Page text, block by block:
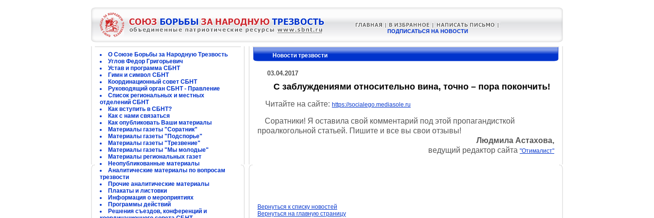
ПОДПИСАТЬСЯ НА НОВОСТИ
О Союзе Борьбы за Народную Трезвость
Углов Федор Григорьевич
Устав и программа СБНТ
Гимн и символ СБНТ
Координационный совет СБНТ
Руководящий орган СБНТ - Правление
Список региональных и местных
отделений СБНТ
Как вступить в СБНТ?
Как с нами связаться
Как опубликовать Ваши материалы
Материалы газеты "Соратник"
Материалы газеты "Подспорье"
Материалы газеты "Трезвение"
Материалы газеты "Мы молодые"
Материалы региональных газет
Неопубликованные материалы
Аналитические материалы по вопросам
трезвости
Прочие аналитические материалы
Плакаты и листовки
Информация о мероприятиях
Программы действий
Решения съездов, конференций и
Новости трезвости
03.04.2017
С заблуждениями относительно вина, точно – пора покончить!
Читайте на сайте: https://socialego.mediasole.ru
Соратники! Я оставила свой комментарий под этой пропагандисткой
проалкогольной статьей. Пишите и все вы свои отзывы!
Людмила Астахова,
ведущий редактор сайта "Отималист"
Вернуться к списку новостей
Вернуться на главную страницу